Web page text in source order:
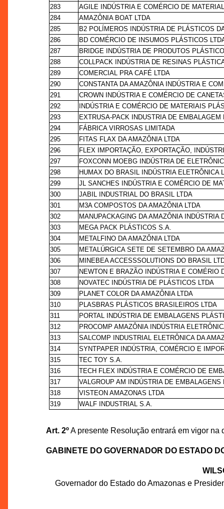
283
AGILE INDÚSTRIA E COMÉRCIO DE
284
AMAZÔNIA BOAT LTDA
285
B2 POLÍMEROS INDÚSTRIA DE PLÁSTICOS
286
BD COMÉRCIO DE INSUMOS PLÁSTICOS
287
BRIDGE INDÚSTRIA DE PRODUTOS
288
COLLPACK INDÚSTRIA DE RESINAS
289
COMERCIAL PRA CAFÉ LTDA
290
CONSTANTA DA AMAZÔNIA INDÚSTRIA E
291
CROWN INDÚSTRIA E COMÉRCIO DE
292
INDÚSTRIA E COMÉRCIO DE MATERIAIS
293
EXTRUSA-PACK INDUSTRIA DE EMBALAGEM
294
FÁBRICA VIRROSAS LIMITADA
295
FITAS FLAX DA AMAZÔNIA LTDA
296
FLEX IMPORTAÇÃO, EXPORTAÇÃO,
297
FOXCONN MOEBG INDÚSTRIA DE
298
HUMAX DO BRASIL INDÚSTRIA ELETRÔNICA
299
JL SANCHES INDÚSTRIA E COMÉRCIO DE
300
JABIL INDUSTRIAL DO BRASIL LTDA
301
M3A COMPOSTOS DA AMAZÔNIA LTDA
302
MANUPACKAGING DA AMAZÔNIA INDÚSTRIA
303
MEGA PACK PLÁSTICOS S.A.
304
METALFINO DA AMAZÔNIA LTDA
305
METALÚRGICA SETE DE SETEMBRO DA
306
MINEBEA ACCESSSOLUTIONS DO BRASIL
307
NEWTON E BRAZÃO INDÚSTRIA E COMÉRIO
308
NOVATEC INDÚSTRIA DE PLÁSTICOS LTDA
309
PLANET COLOR DA AMAZÔNIA LTDA
310
PLASBRAS PLÁSTICOS BRASILEIROS LTDA
311
PORTAL INDÚSTRIA DE EMBALAGENS
312
PROCOMP AMAZÔNIA INDÚSTRIA
313
SALCOMP INDUSTRIAL ELETRÔNICA DA
314
SYNTPAPER INDÚSTRIA, COMÉRCIO E
315
TEC TOY S.A.
316
TECH FLEX INDÚSTRIA E COMÉRCIO DE
317
VALGROUP AM INDÚSTRIA DE
318
VISTEON AMAZONAS LTDA
319
WALF INDUSTRIAL S.A.
Art. 2ºA presente Resolução entrará em vigor na
GABINETE DO GOVERNADOR DO ESTADO
Governador do Estado do Amazonas e